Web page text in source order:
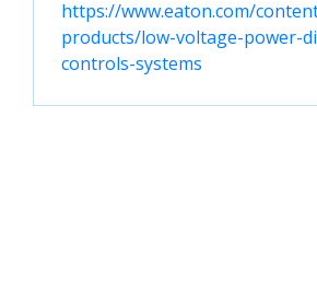
https://www.eaton.com/
products/low-voltage-power-
controls-systems